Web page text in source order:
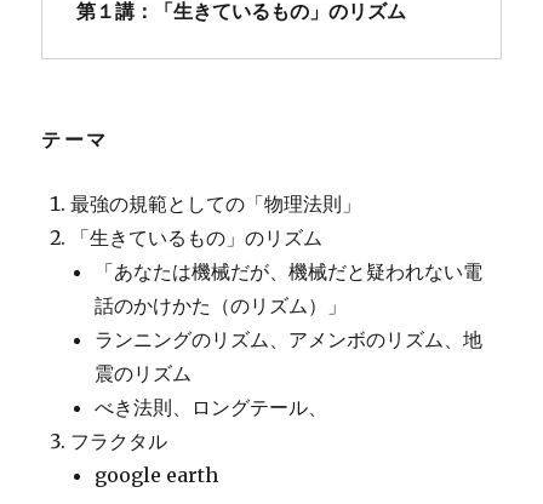
第１講：「生きているもの」のリズム
テーマ
最強の規範としての「物理法則」
「生きているもの」のリズム
「あなたは機械だが、機械だと疑われない電
話のかけかた（のリズム）」
ランニングのリズム、アメンボのリズム、地
震のリズム
べき法則、ロングテール、
フラクタル
google earth